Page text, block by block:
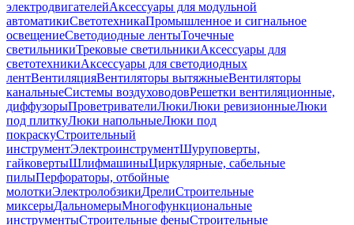
электродвигателейАксессуары для модульной
автоматикиСветотехникаПромышленное и сигнальное
освещениеСветодиодные лентыТочечные
светильникиТрековые светильникиАксессуары для
светотехникиАксессуары для светодиодных
лентВентиляцияВентиляторы вытяжныеВентиляторы
канальныеСистемы воздуховодовРешетки вентиляционные,
диффузорыПроветривателиЛюкиЛюки ревизионныеЛюки
под плиткуЛюки напольныеЛюки под
покраскуСтроительный
инструментЭлектроинструментШуруповерты,
гайковертыШлифмашиныЦиркулярные, сабельные
пилыПерфораторы, отбойные
молоткиЭлектролобзикиДрелиСтроительные
миксерыДальномерыМногофункциональные
инструментыСтроительные феныСтроительные